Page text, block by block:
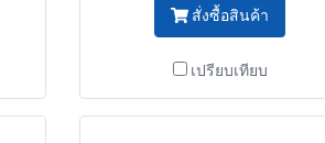
สั่งซื้อสินค้า
เปรียบเทียบ